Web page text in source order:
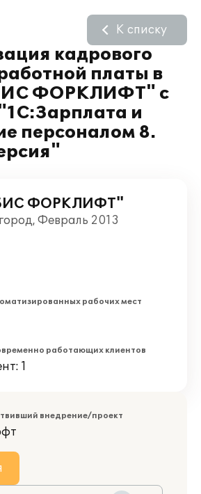
кадрового
платы в
ФОРКЛИФТ" с
и
персоналом 8.
К списку
ФОРКЛИФТ"
Февраль 2013
рабочих мест
работающих клиентов
1
внедрение/проект